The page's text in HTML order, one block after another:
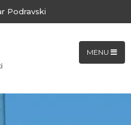
Podravski
MENU